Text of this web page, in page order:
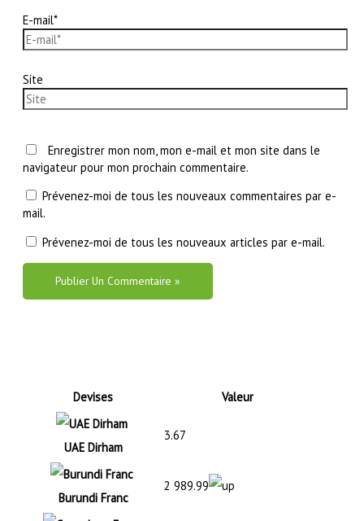
E-mail*
Site
Enregistrer mon nom, mon e-mail et mon site dans le
navigateur pour mon prochain commentaire.
Prévenez-moi de tous les nouveaux commentaires par e-
mail.
Prévenez-moi de tous les nouveaux articles par e-mail.
Devises Valeur
UAE Dirham
3.67
Burundi Franc
2 989.99